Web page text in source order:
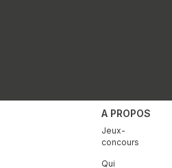
A PROPOS
Jeux-
concours
Qui